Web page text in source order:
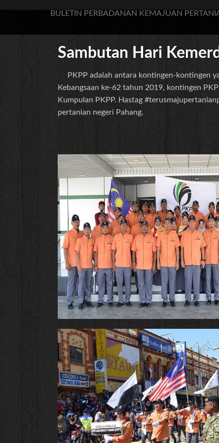
BULETIN PERBADANAN KEMAJUAN
Sambutan Hari
PKPP adalah antara kontingen-kontingen
Kebangsaan ke-62 tahun 2019, kontingen
Kumpulan PKPP. Hastag
pertanian negeri Pahang.